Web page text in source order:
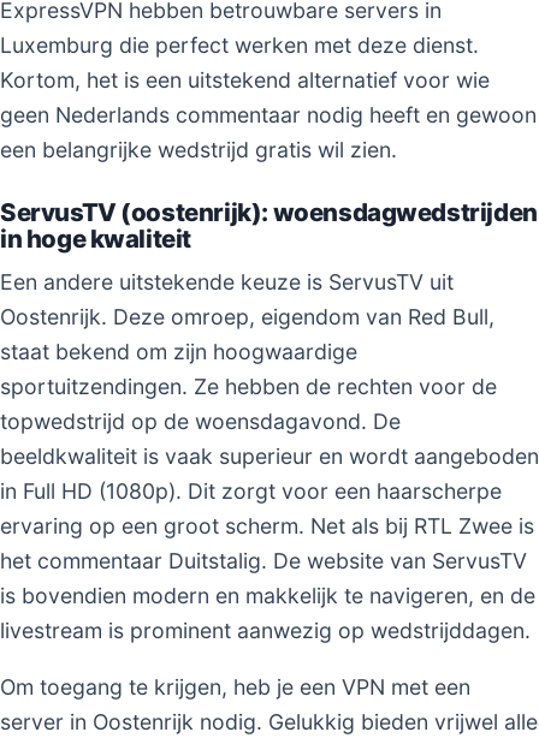
ExpressVPN hebben betrouwbare servers in
Luxemburg die perfect werken met deze dienst.
Kortom, het is een uitstekend alternatief voor wie
geen Nederlands commentaar nodig heeft en gewoon
een belangrijke wedstrijd gratis wil zien.
ServusTV (oostenrijk): woensdagwedstrijden
in hoge kwaliteit
Een andere uitstekende keuze is ServusTV uit
Oostenrijk. Deze omroep, eigendom van Red Bull,
staat bekend om zijn hoogwaardige
sportuitzendingen. Ze hebben de rechten voor de
topwedstrijd op de woensdagavond. De
beeldkwaliteit is vaak superieur en wordt aangeboden
in Full HD (1080p). Dit zorgt voor een haarscherpe
ervaring op een groot scherm. Net als bij RTL Zwee is
het commentaar Duitstalig. De website van ServusTV
is bovendien modern en makkelijk te navigeren, en de
livestream is prominent aanwezig op wedstrijddagen.
Om toegang te krijgen, heb je een VPN met een
server in Oostenrijk nodig. Gelukkig bieden vrijwel alle